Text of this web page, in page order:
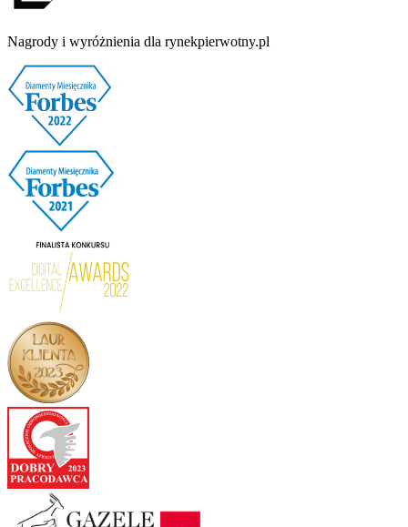
Nagrody i wyróżnienia dla rynekpierwotny.pl